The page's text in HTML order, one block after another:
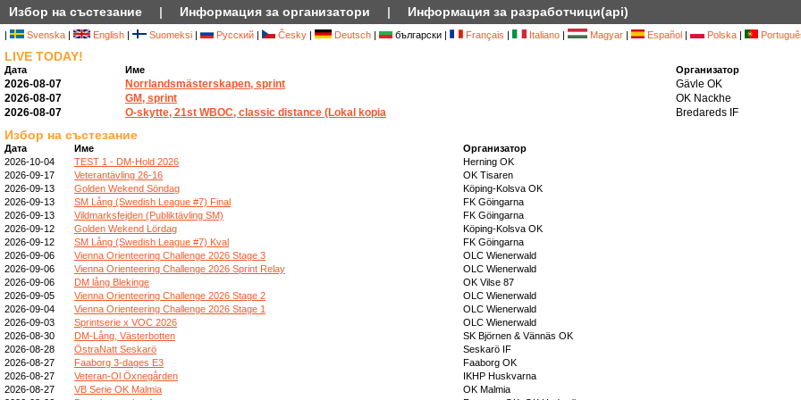
Избор на състезание | Информация за организатори | Информация за разработчици(api)
| Svenska | English | Suomeksi | Русский | Česky | Deutsch | български | Français | Italiano | Magyar | Español | Polska |
LIVE TODAY!
Дата Име Организатор
2026-08-07 Norrlandsmästerskapen, sprint
Gävle OK
2026-08-07
GM, sprint
OK Nackhe
2026-08-07
O-skytte, 21st WBOC, classic distance (Lokal kopia Bredareds IF
Избор на състезание
Дата Име
Организатор
2026-10-04
TEST 1 - DM-Hold 2026
Herning OK
2026-09-17
Veterantävling 26-16
OK Tisaren
2026-09-13
Golden Wekend Söndag
Köping-Kolsva OK
2026-09-13
SM Lång (Swedish League #7) Final
FK Göingarna
2026-09-13
Vildmarksfejden (Publiktävling SM)
FK Göingarna
2026-09-12
Golden Wekend Lördag
Köping-Kolsva OK
2026-09-12
SM Lång (Swedish League #7) Kval
FK Göingarna
2026-09-06
Vienna Orienteering Challenge 2026 Stage 3
OLC Wienerwald
2026-09-06
Vienna Orienteering Challenge 2026 Sprint Relay
OLC Wienerwald
2026-09-06
DM lång Blekinge
OK Vilse 87
2026-09-05
Vienna Orienteering Challenge 2026 Stage 2
OLC Wienerwald
2026-09-04
Vienna Orienteering Challenge 2026 Stage 1
OLC Wienerwald
2026-09-03
Sprintserie x VOC 2026
OLC Wienerwald
2026-08-30
DM-Lång, Västerbotten
SK Björnen & Vännäs OK
2026-08-28
ÖstraNatt Seskarö
Seskarö IF
2026-08-27
Faaborg 3-dages E3
Faaborg OK
2026-08-27
Veteran-Ol Öxnegården
IKHP Huskvarna
2026-08-27
VB Serie OK Malmia
OK Malmia